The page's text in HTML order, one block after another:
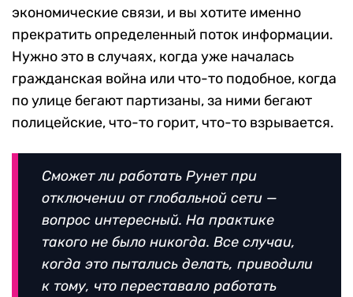
экономические связи, и вы хотите именно
прекратить определенный поток информации.
Нужно это в случаях, когда уже началась
гражданская война или что-то подобное, когда
по улице бегают партизаны, за ними бегают
полицейские, что-то горит, что-то взрывается.
Сможет ли работать Рунет при
отключении от глобальной сети —
вопрос интересный. На практике
такого не было никогда. Все случаи,
когда это пытались делать, приводили
к тому, что переставало работать